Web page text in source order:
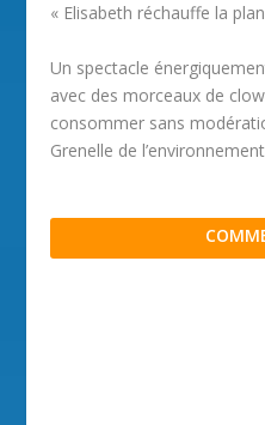
« Elisabeth réchauffe la
Un spectacle
avec des morceaux de
consommer sans
Grenelle de